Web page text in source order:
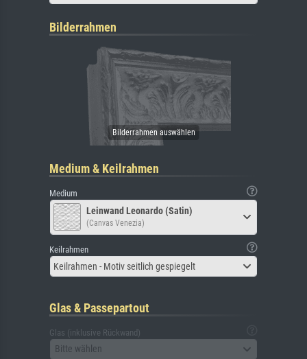
Bilderrahmen
Medium & Keilrahmen
Medium
Leinwand Leonardo (Satin)
(Canvas Venezia)
Keilrahmen
Keilrahmen - Motiv seitlich gespiegelt
Glas & Passepartout
Glas (inklusive Rückwand)
Bitte wählen